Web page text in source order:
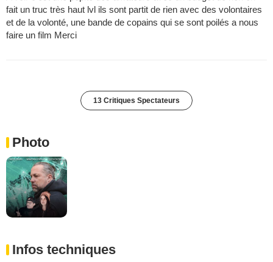
fait un truc très haut lvl ils sont partit de rien avec des volontaires
et de la volonté, une bande de copains qui se sont poilés a nous
faire un film Merci
13 Critiques Spectateurs
Photo
Infos techniques